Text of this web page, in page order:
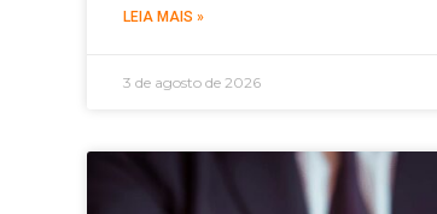
LEIA MAIS »
3 de agosto de 2026